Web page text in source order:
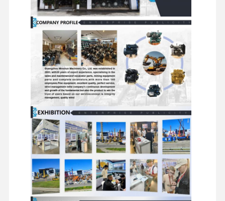
エンジンの電気部品
エンジン燃料システム
掘削機の油圧部品
掘削機のスペアパーツ